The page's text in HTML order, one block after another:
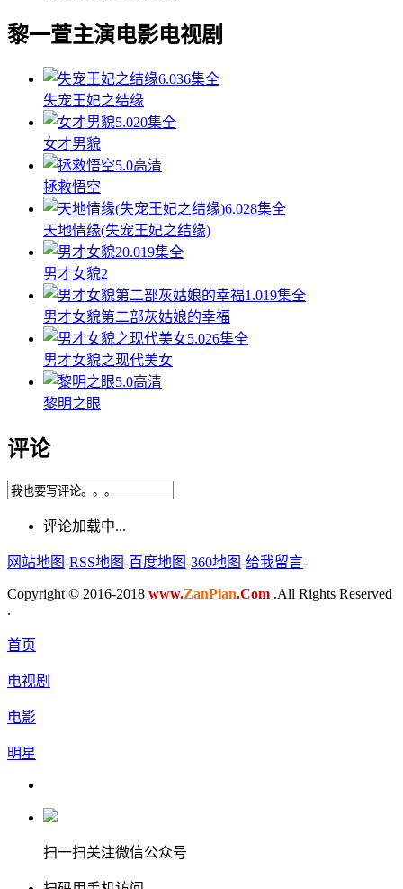
黎一萱主演电影电视剧
6.036集全
失宠王妃之结缘
5.020集全
女才男貌
5.0高清
拯救悟空
6.028集全
天地情缘(失宠王妃之结缘)
0.019集全
男才女貌2
1.019集全
男才女貌第二部灰姑娘的幸福
5.026集全
男才女貌之现代美女
5.0高清
黎明之眼
评论
评论加载中...
网站地图-RSS地图-百度地图-360地图-给我留言-
Copyright © 2016-2018 www.ZanPian.Com .All Rights Reserved
.
首页
电视剧
电影
明星
扫一扫关注微信公众号